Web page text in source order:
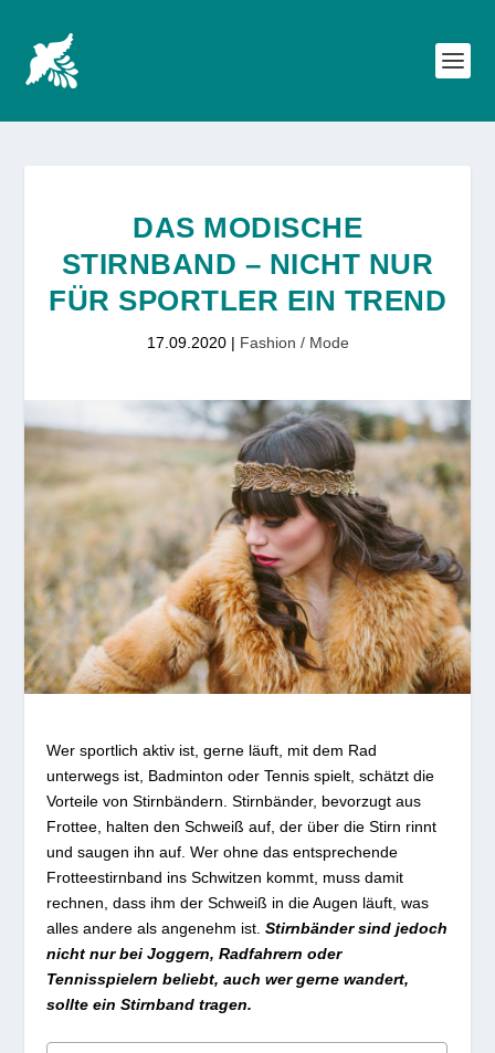
DAS MODISCHE
STIRNBAND – NICHT NUR
FÜR SPORTLER EIN TREND
17.09.2020| Fashion / Mode
Wer sportlich aktiv ist, gerne läuft, mit dem Rad
unterwegs ist, Badminton oder Tennis spielt, schätzt die
Vorteile von Stirnbändern. Stirnbänder, bevorzugt aus
Frottee, halten den Schweiß auf, der über die Stirn rinnt
und saugen ihn auf. Wer ohne das entsprechende
Frotteestirnband ins Schwitzen kommt, muss damit
rechnen, dass ihm der Schweiß in die Augen läuft, was
alles andere als angenehm ist.Stirnbänder sind jedoch
nicht nur bei Joggern, Radfahrern oder
Tennisspielern beliebt, auch wer gerne wandert,
sollte ein Stirnband tragen.